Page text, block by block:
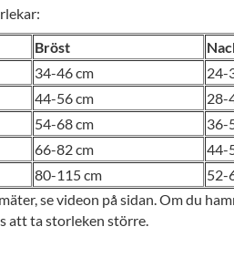
Bröst
34-46 cm
24-
44-56 cm
28-
54-68 cm
36-
66-82 cm
44-
80-115 cm
52-
se videon på sidan. Om du
att ta storleken större.